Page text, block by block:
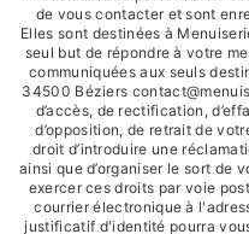
de vous contacter et sont
Elles sont destinées à
seul but de répondre à votre
communiquées aux seuls
34500 Béziers
d’accès, de rectification,
d’opposition, de retrait de
droit d’introduire une
ainsi que d’organiser le sort de
exercer ces droits par voie
courrier électronique à
justificatif d'identité pourra